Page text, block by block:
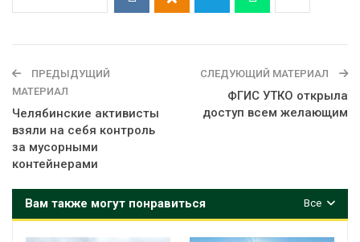
ПРЕДЫДУЩИЙ
МАТЕРИАЛ
Челябинские активисты
взяли на себя контроль
за мусорными
контейнерами
СЛЕДУЮЩИЙ МАТЕРИАЛ
ФГИС УТКО открыла
доступ всем желающим
Все
Вам также могут понравиться